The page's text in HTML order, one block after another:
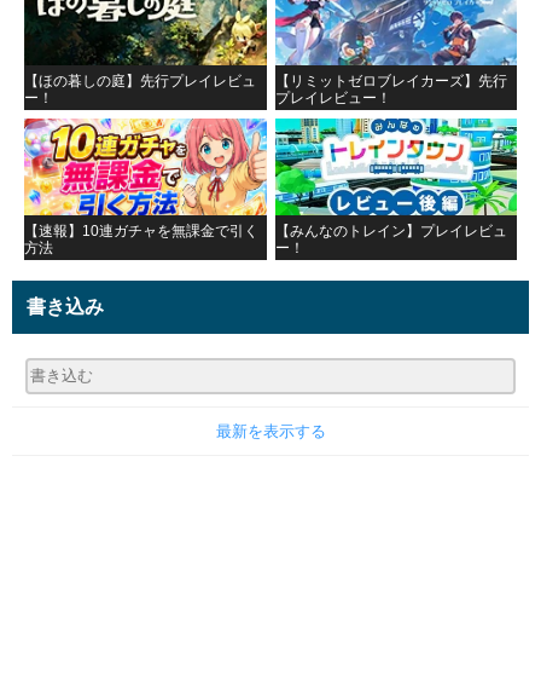
【ほの暮しの庭】先行プレイレビュ
ー！
【リミットゼロブレイカーズ】先行
プレイレビュー！
【速報】10連ガチャを無課金で引く
方法
【みんなのトレイン】プレイレビュ
ー！
書き込み
最新を表示する